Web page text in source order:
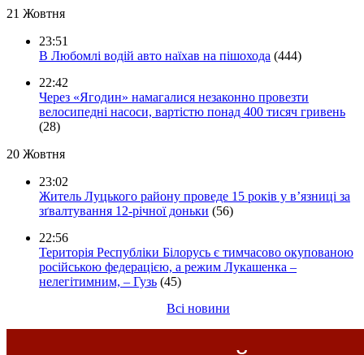
21 Жовтня
23:51
В Любомлі водій авто наїхав на пішохода (444)
22:42
Через «Ягодин» намагалися незаконно провезти
велосипедні насоси, вартістю понад 400 тисяч гривень
(28)
20 Жовтня
23:02
Житель Луцького району проведе 15 років у в’язниці за
зґвалтування 12-річної доньки (56)
22:56
Територія Республіки Білорусь є тимчасово окупованою
російською федерацією, а режим Лукашенка –
нелегітимним, – Гузь (45)
Всі новини